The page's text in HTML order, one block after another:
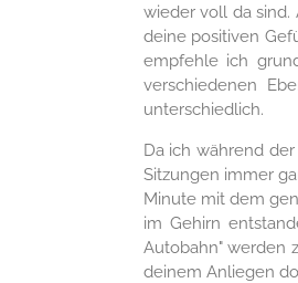
wieder voll da
deine positiven
empfehle ich
verschiedenen
unterschiedlich.
Da ich während
Sitzungen immer
Minute mit dem
im Gehirn
Autobahn" werden
deinem Anliegen